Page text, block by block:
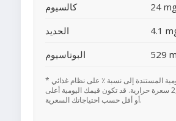
كالسيوم
24
الحديد
4.1
البوتاسيوم
529
* تعتمد القيم اليومية المستندة إلى نسبة ٪ على نظام غذائي
يحتوي على 2,000 سعرة حرارية. قد تكون قيمك اليومية أعلى
أو أقل حسب احتياجاتك السعرية.